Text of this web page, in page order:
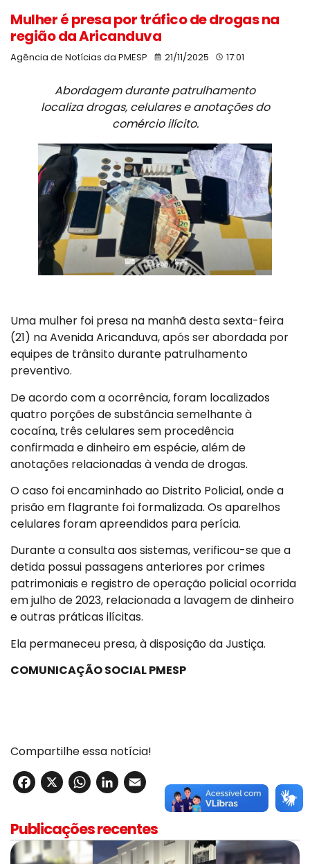
Mulher é presa por tráfico de drogas na
região da Aricanduva
Agência de Notícias da PMESP 21/11/2025 17:01
Abordagem durante patrulhamento
localiza drogas, celulares e anotações do
comércio ilícito.
Uma mulher foi presa na manhã desta sexta-feira
(21) na Avenida Aricanduva, após ser abordada por
equipes de trânsito durante patrulhamento
preventivo.
De acordo com a ocorrência, foram localizados
quatro porções de substância semelhante à
cocaína, três celulares sem procedência
confirmada e dinheiro em espécie, além de
anotações relacionadas à venda de drogas.
O caso foi encaminhado ao Distrito Policial, onde a
prisão em flagrante foi formalizada. Os aparelhos
celulares foram apreendidos para perícia.
Durante a consulta aos sistemas, verificou-se que a
detida possui passagens anteriores por crimes
patrimoniais e registro de operação policial ocorrida
em julho de 2023, relacionada a lavagem de dinheiro
e outras práticas ilícitas.
Ela permaneceu presa, à disposição da Justiça.
COMUNICAÇÃO SOCIAL PMESP
Compartilhe essa notícia!
Facebook
X WhatsApp
LinkedIn
Email
Publicações recentes